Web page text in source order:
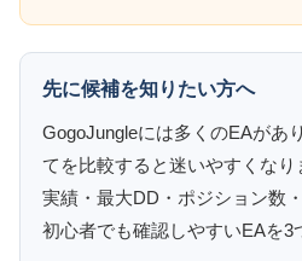
先に候補を知りたい方へ
GogoJungleには多くのEAがあ
てを比較すると迷いやすくなり
実績・最大DD・ポジション数
初心者でも確認しやすいEAを3